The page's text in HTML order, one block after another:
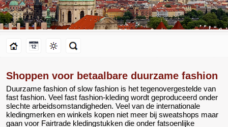
Shoppen voor betaalbare duurzame fashion
Duurzame fashion of slow fashion is het tegenovergestelde van
fast fashion. Veel fast fashion-kleding wordt geproduceerd onder
slechte arbeidsomstandigheden. Veel van de internationale
kledingmerken en winkels kopen niet meer bij sweatshops maar
gaan voor Fairtrade kledingstukken die onder fatsoenlijke